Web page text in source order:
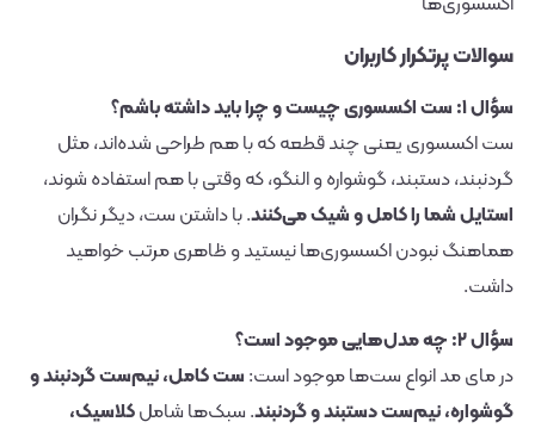
سوالات پرتکرار کاربران
سؤال ۱: ست اکسسوری چیست و چرا باید داشته باشم؟
ست اکسسوری یعنی چند قطعه که با هم طراحی شده‌اند، مثل
گردنبند، دستبند، گوشواره و النگو، که وقتی با هم استفاده شوند،
استایل شما را کامل و شیک می‌کنند. با داشتن ست، دیگر نگران
هماهنگ نبودن اکسسوری‌ها نیستید و ظاهری مرتب خواهید
داشت.
سؤال ۲: چه مدل‌هایی موجود است؟
در مای مد انواع ست‌ها موجود است: ست کامل، نیم‌ست گردنبند و
گوشواره، نیم‌ست دستبند و گردنبند. سبک‌ها شاملکلاسیک،